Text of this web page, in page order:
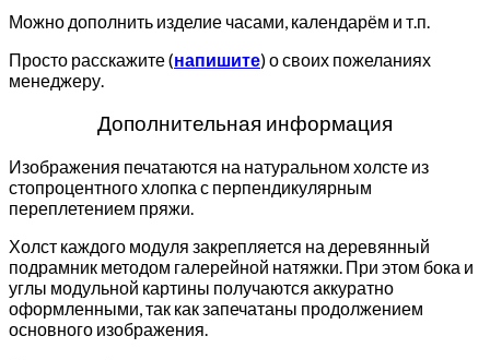
Можно дополнить изделие часами, календарём и т.п.
Просто расскажите (напишите) о своих пожеланиях
менеджеру.
Дополнительная информация
Изображения печатаются на натуральном холсте из
стопроцентного хлопка с перпендикулярным
переплетением пряжи.
Холст каждого модуля закрепляется на деревянный
подрамник методом галерейной натяжки. При этом бока и
углы модульной картины получаются аккуратно
оформленными, так как запечатаны продолжением
основного изображения.